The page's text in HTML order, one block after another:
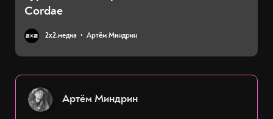
Cordae
2х2.медиа Артём Миндрин
Артём Миндрин